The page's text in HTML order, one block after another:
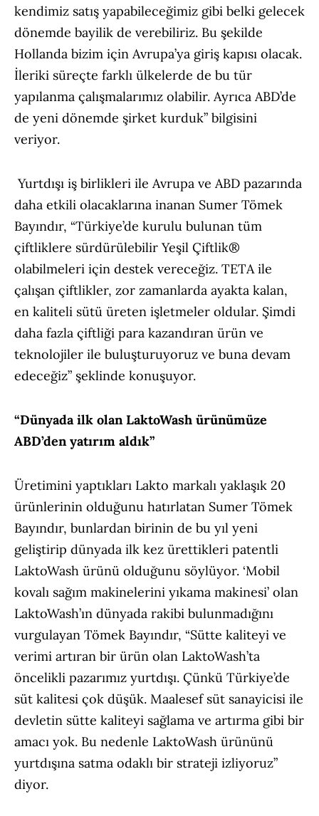
kendimiz satış yapabileceğimiz gibi belki gelecek
dönemde bayilik de verebiliriz. Bu şekilde
Hollanda bizim için Avrupa’ya giriş kapısı olacak.
İleriki süreçte farklı ülkelerde de bu tür
yapılanma çalışmalarımız olabilir. Ayrıca ABD’de
de yeni dönemde şirket kurduk” bilgisini
veriyor.
Yurtdışı iş birlikleri ile Avrupa ve ABD pazarında
daha etkili olacaklarına inanan Sumer Tömek
Bayındır, “Türkiye’de kurulu bulunan tüm
çiftliklere sürdürülebilir Yeşil Çiftlik®
olabilmeleri için destek vereceğiz. TETA ile
çalışan çiftlikler, zor zamanlarda ayakta kalan,
en kaliteli sütü üreten işletmeler oldular. Şimdi
daha fazla çiftliği para kazandıran ürün ve
teknolojiler ile buluşturuyoruz ve buna devam
edeceğiz” şeklinde konuşuyor.
“Dünyada ilk olan LaktoWash ürünümüze
ABD’den yatırım aldık”
Üretimini yaptıkları Lakto markalı yaklaşık 20
ürünlerinin olduğunu hatırlatan Sumer Tömek
Bayındır, bunlardan birinin de bu yıl yeni
geliştirip dünyada ilk kez ürettikleri patentli
LaktoWash ürünü olduğunu söylüyor. ‘Mobil
kovalı sağım makinelerini yıkama makinesi’ olan
LaktoWash’ın dünyada rakibi bulunmadığını
vurgulayan Tömek Bayındır, “Sütte kaliteyi ve
verimi artıran bir ürün olan LaktoWash’ta
öncelikli pazarımız yurtdışı. Çünkü Türkiye’de
süt kalitesi çok düşük. Maalesef süt sanayicisi ile
devletin sütte kaliteyi sağlama ve artırma gibi bir
amacı yok. Bu nedenle LaktoWash ürününü
yurtdışına satma odaklı bir strateji izliyoruz”
diyor.